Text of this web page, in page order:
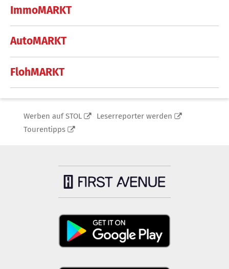
ImmoMARKT
AutoMARKT
FlohMARKT
Werben auf STOL
Leserreporter werden
Tourentipps